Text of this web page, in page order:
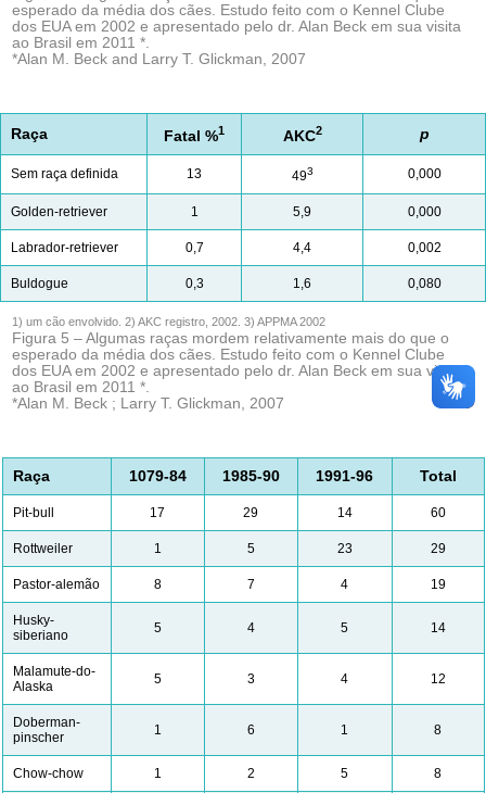
esperado da média dos cães. Estudo feito com o Kennel Clube
dos EUA em 2002 e apresentado pelo dr. Alan Beck em sua visita
ao Brasil em 2011 *.
*Alan M. Beck and Larry T. Glickman, 2007
Raça Fatal %1 AKC2 p
Sem raça definida 13 493 0,000
Golden-retriever 1 5,9 0,000
Labrador-retriever 0,7 4,4 0,002
Buldogue 0,3 1,6 0,080
1) um cão envolvido. 2) AKC registro, 2002. 3) APPMA 2002
Figura 5 – Algumas raças mordem relativamente mais do que o
esperado da média dos cães. Estudo feito com o Kennel Clube
dos EUA em 2002 e apresentado pelo dr. Alan Beck em sua visita
ao Brasil em 2011 *.
*Alan M. Beck ; Larry T. Glickman, 2007
Raça 1079-84 1985-90 1991-96 Total
Pit-bull 17 29 14 60
Rottweiler 1 5 23 29
Pastor-alemão 8 7 4 19
Husky-
siberiano
5 4 5 14
Malamute-do-
Alaska
5 3 4 12
Doberman-
pinscher
1 6 1 8
Chow-chow 1 2 5 8